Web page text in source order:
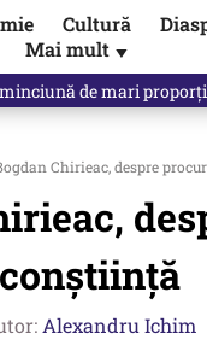
Cultură
Mai mult ▼
/ video
Chirieac, despre
conștiință
Alexandru Ichim